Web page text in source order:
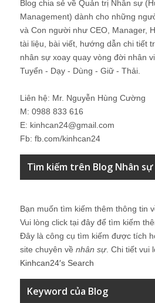
Blog chia sẻ về Quản trị Nhân sự
Management) dành cho những
và Con người như CEO, Manager,
tài liệu, bài viết, hướng dẫn chi tiết
nhân sự xoay quay vòng đời nhân
Tuyển - Dạy - Dùng - Giữ - Thải.
Liên hệ: Mr. Nguyễn Hùng Cường
M: 0988 833 616
E: kinhcan24@gmail.com
Fb: fb.com/kinhcan24
Tìm kiếm trên Blog Nhân sự
Bạn muốn tìm kiếm thêm thông tin
Vui lòng click tại đây để tìm kiếm
Đây là công cụ tìm kiếm được tích
site chuyên về nhân sự. Chi tiết vui
Kinhcan24′s Search
Keyword của Blog